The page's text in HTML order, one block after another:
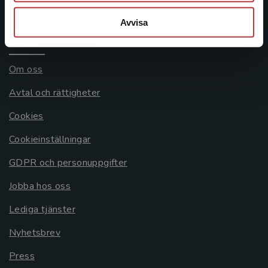
Avvisa
Systemkrav
Allmänna länkar
Om oss
Avtal och rättigheter
Cookies
Cookieinställningar
GDPR och personuppgifter
Jobba hos oss
Lediga tjänster
Nyhetsbrev
Press